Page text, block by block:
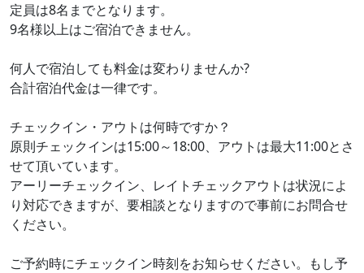
定員は8名までとなります。
9名様以上はご宿泊できません。
何人で宿泊しても料金は変わりませんか?
合計宿泊代金は一律です。
チェックイン・アウトは何時ですか？
原則チェックインは15:00～18:00、アウトは最大11:00とさ
せて頂いています。
アーリーチェックイン、レイトチェックアウトは状況によ
り対応できますが、要相談となりますので事前にお問合せ
ください。
ご予約時にチェックイン時刻をお知らせください。もし予